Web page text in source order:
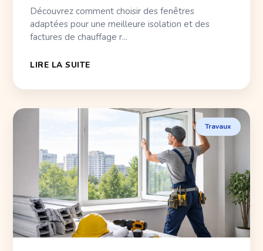
Découvrez comment choisir des fenêtres
adaptées pour une meilleure isolation et des
factures de chauffage r...
LIRE LA SUITE
Travaux